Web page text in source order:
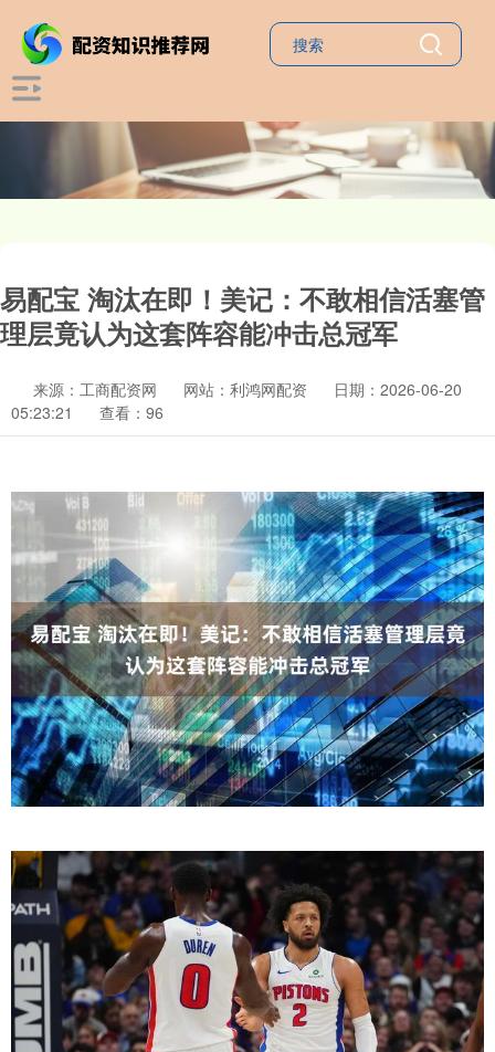
易配宝 淘汰在即！美记：不敢相信活塞管
理层竟认为这套阵容能冲击总冠军
来源：工商配资网 网站：利鸿网配资
日期：2026-06-20
05:23:21
查看：96